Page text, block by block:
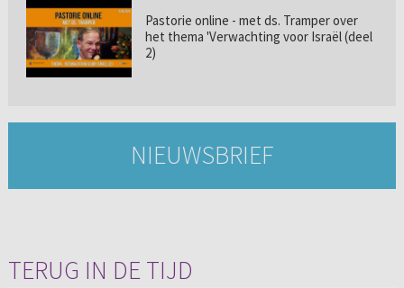
Pastorie online - met ds. Tramper over
het thema 'Verwachting voor Israël (deel
2)
NIEUWSBRIEF
TERUG IN DE TIJD